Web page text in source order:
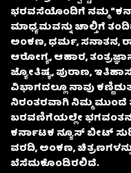
ಭರವಸೆಯೊಂದಿಗೆ ನಮ್ಮ
ಮಾಧ್ಯಮವನ್ನು ಚಾಲ್ತಿಗೆ
ಅಂಕಣ, ಧರ್ಮ, ಸನಾತನ,
ಆರೋಗ್ಯ, ಆಹಾರ,
ಜ್ಯೋತಿಷ್ಯ, ಪುರಾಣ,
ವಿಭಾಗದಲ್ಲೂ ನಾವು
ನಿರಂತರವಾಗಿ ನಿಮ್ಮ ಮುಂದೆ
ಬರವಣಿಗೆಯಲ್ಲೇ
ಕರ್ನಾಟಕ ನ್ಯೂಸ್ ಬೀಟ್
ವರದಿ, ಅಂಕಣ, ಚಿತ್ರಣಗಳನ್ನು
ಬೆಸೆದುಕೊಂಡಿರಲಿದೆ.